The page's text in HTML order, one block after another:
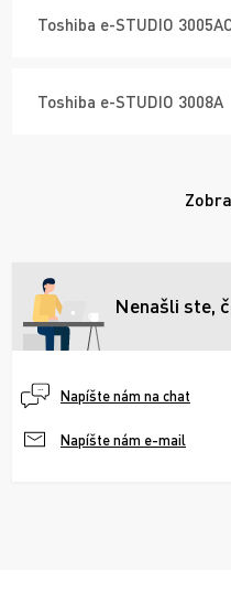
Toshiba e-STUDIO
Toshiba e-STUDIO 3008A
Nenašli ste,
Napíšte nám na chat
Napíšte nám e-mail